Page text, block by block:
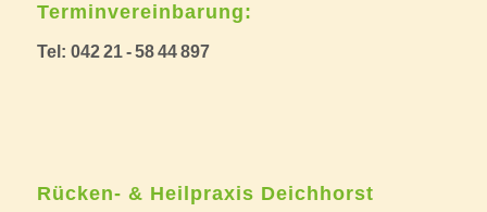
Terminvereinbarung:
Tel: 042 21 - 58 44 897
Rücken- & Heilpraxis Deichhorst